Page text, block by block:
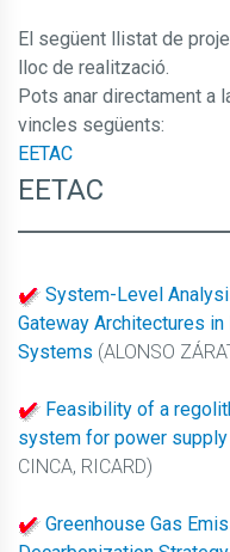
El següent llistat de
lloc de realització.
Pots anar directament a
vincles següents:
EETAC
EETAC
System-Level
Gateway Architectures
Systems (ALONSO
Feasibility of a
system for power
CINCA, RICARD)
Greenhouse Gas